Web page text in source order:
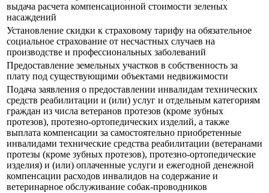
выдача расчета компенсационной стоимости зеленых
насаждений
Установление скидки к страховому тарифу на обязательное
социальное страхование от несчастных случаев на
производстве и профессиональных заболеваний
Предоставление земельных участков в собственность за
плату под существующими объектами недвижимости
Подача заявления о предоставлении инвалидам технических
средств реабилитации и (или) услуг и отдельным категориям
граждан из числа ветеранов протезов (кроме зубных
протезов), протезно-ортопедических изделий, а также
выплата компенсации за самостоятельно приобретенные
инвалидами технические средства реабилитации (ветеранами
протезы (кроме зубных протезов), протезно-ортопедические
изделия) и (или) оплаченные услуги и ежегодной денежной
компенсации расходов инвалидов на содержание и
ветеринарное обслуживание собак-проводников